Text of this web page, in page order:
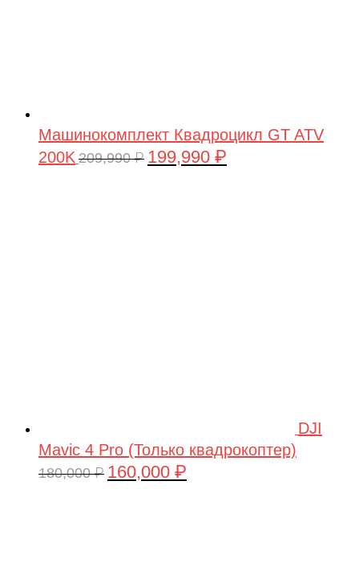
Машинокомплект Квадроцикл GT ATV
200K 209,990₽ Первоначальная
199,990 ₽
DJI
Mavic 4 Pro (Только квадрокоптер)
180,000₽ Первоначальная
160,000 ₽